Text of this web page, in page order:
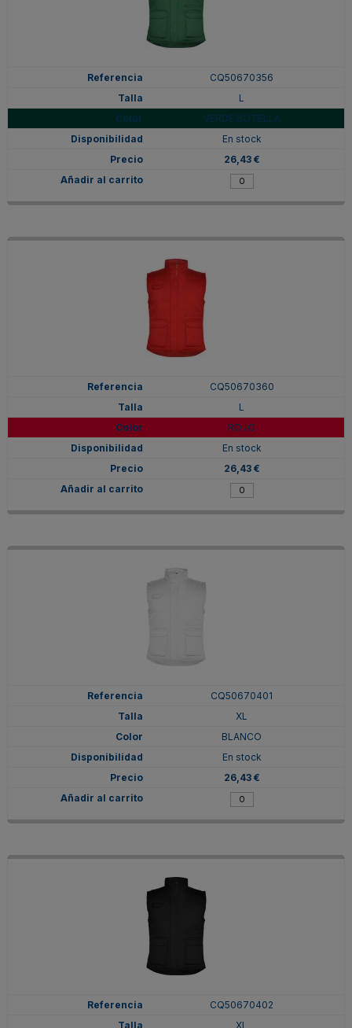
CQ50670356
L
VERDE BOTELLA
En stock
26,43 €
CQ50670360
L
ROJO
En stock
26,43 €
CQ50670401
XL
BLANCO
En stock
26,43 €
CQ50670402
XL